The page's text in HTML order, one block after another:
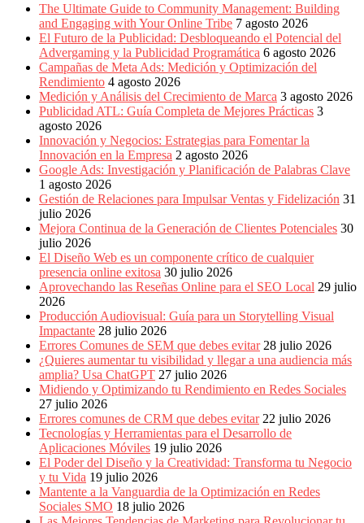
The Ultimate Guide to Community Management: Building
and Engaging with Your Online Tribe 7 agosto 2026
El Futuro de la Publicidad: Desbloqueando el Potencial del
Advergaming y la Publicidad Programática 6 agosto 2026
Campañas de Meta Ads: Medición y Optimización del
Rendimiento 4 agosto 2026
Medición y Análisis del Crecimiento de Marca 3 agosto 2026
Publicidad ATL: Guía Completa de Mejores Prácticas 3
agosto 2026
Innovación y Negocios: Estrategias para Fomentar la
Innovación en la Empresa 2 agosto 2026
Google Ads: Investigación y Planificación de Palabras Clave
1 agosto 2026
Gestión de Relaciones para Impulsar Ventas y Fidelización 31
julio 2026
Mejora Continua de la Generación de Clientes Potenciales 30
julio 2026
El Diseño Web es un componente crítico de cualquier
presencia online exitosa 30 julio 2026
Aprovechando las Reseñas Online para el SEO Local 29 julio
2026
Producción Audiovisual: Guía para un Storytelling Visual
Impactante 28 julio 2026
Errores Comunes de SEM que debes evitar 28 julio 2026
¿Quieres aumentar tu visibilidad y llegar a una audiencia más
amplia? Usa ChatGPT 27 julio 2026
Midiendo y Optimizando tu Rendimiento en Redes Sociales
27 julio 2026
Errores comunes de CRM que debes evitar 22 julio 2026
Tecnologías y Herramientas para el Desarrollo de
Aplicaciones Móviles 19 julio 2026
El Poder del Diseño y la Creatividad: Transforma tu Negocio
y tu Vida 19 julio 2026
Mantente a la Vanguardia de la Optimización en Redes
Sociales SMO 18 julio 2026